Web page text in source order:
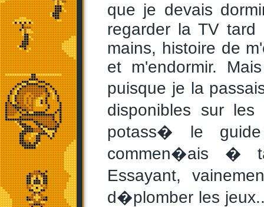
que je devais
regarder la TV
mains, histoire de
et m'endormir.
puisque je la
disponibles sur
potass� le
commen�ais �
Essayant,
d�plomber les